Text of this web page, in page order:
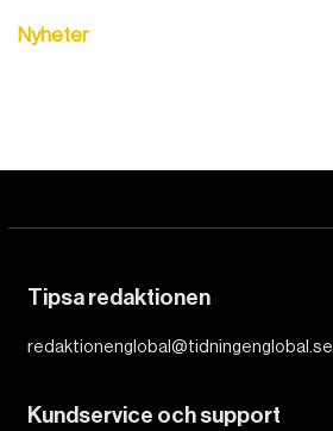
Nyheter
Tipsa redaktionen
redaktionenglobal@tidningenglobal.se
Kundservice och support